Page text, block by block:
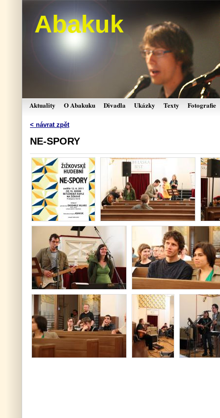
Abakuk
Aktuality O Abakuku Divadla Ukázky Texty Fotografie
< návrat zpět
NE-SPORY